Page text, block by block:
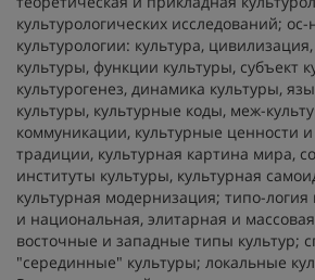
культурологических исследований;
культурологии: культура,
культуры, функции культуры, субъект
культурогенез, динамика культуры,
культуры, культурные коды, меж-
коммуникации, культурные ценности
традиции, культурная картина мира,
институты культуры, культурная
культурная модернизация; типо-логия
и национальная, элитарная и
восточные и западные типы культур;
"серединные" культуры; локальные